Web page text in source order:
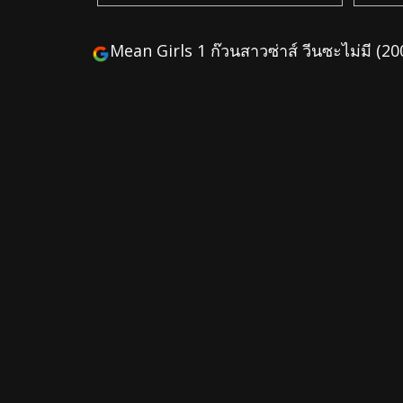
Mean Girls 1 ก๊วนสาวซ่าส์ วีนซะไม่มี